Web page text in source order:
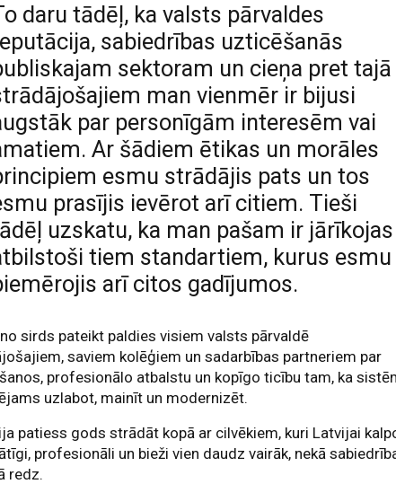
daru tādēļ, ka valsts pārvaldes
sabiedrības uzticēšanās
sektoram un cieņa pret tajā
man vienmēr ir bijusi
par personīgām interesēm vai
Ar šādiem ētikas un morāles
esmu strādājis pats un tos
prasījis ievērot arī citiem. Tieši
uzskatu, ka man pašam ir jārīkojas
tiem standartiem, kurus esmu
arī citos gadījumos.
sirds pateikt paldies visiem valsts pārvaldē
saviem kolēģiem un sadarbības partneriem par
profesionālo atbalstu un kopīgo ticību tam, ka
uzlabot, mainīt un modernizēt.
patiess gods strādāt kopā ar cilvēkiem, kuri Latvijai
profesionāli un bieži vien daudz vairāk, nekā
redz.